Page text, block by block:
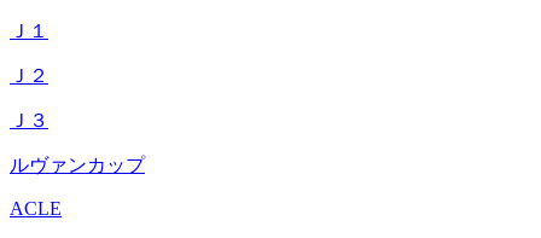
Ｊ１
Ｊ２
Ｊ３
ルヴァンカップ
ACLE